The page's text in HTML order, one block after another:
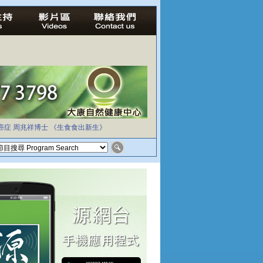
症 周兆祥博士 《生食食出新生》